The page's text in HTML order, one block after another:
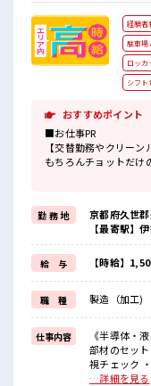
経験者
駐車場
ロッカ
シフト
おすすめポイント
■お仕事PR
【交替勤務やクリー
もちろんチョットだけ
ブランクある方も気
職場は、
クリーンルーム内で室
季節に関係なく年間通
無料の駐車場が完備さ
もちろん通勤交通費支
受入れ体制もバッチリ
ネ！
■職場の雰囲気
《20代～30代の男性
キレイ&空調完備でカ
近くにコンビニがあ
無料駐車場があるので
勤 務 地
京都府久世
【最寄駅】
給 与 【時給】
職 種 製造（加工)
仕事内容
《半導体・
部材のセッ
視チェック
23℃、湿度40～
…詳細を見る